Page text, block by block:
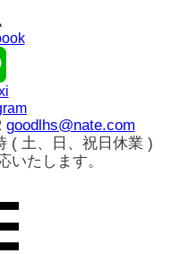
goodlhs@nate.com
( 土、日、祝日休業 )
たします。